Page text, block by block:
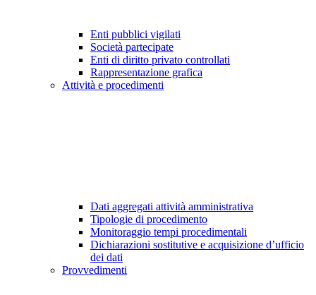
Enti pubblici vigilati
Società partecipate
Enti di diritto privato controllati
Rappresentazione grafica
Attività e procedimenti
Dati aggregati attività amministrativa
Tipologie di procedimento
Monitoraggio tempi procedimentali
Dichiarazioni sostitutive e acquisizione d’ufficio
dei dati
Provvedimenti